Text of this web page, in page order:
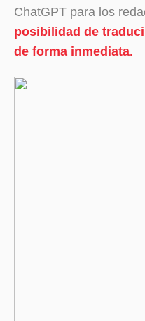
ChatGPT para los
posibilidad de
de forma inmediata.